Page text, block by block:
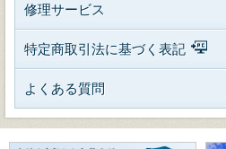
修理サービス
特定商取引法に基づく表記
よくある質問